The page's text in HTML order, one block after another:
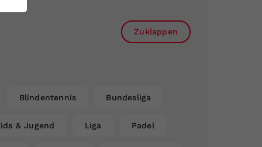
Zuklappen
Blindentennis Bundesliga
& Jugend Liga Padel